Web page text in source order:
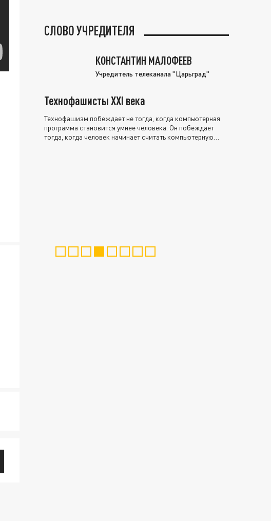
СЛОВО УЧРЕДИТЕЛЯ
КОНСТАНТИН МАЛОФЕЕВ
Учредитель телеканала "Царьград"
Технофашисты XXI века
Технофашизм побеждает не тогда, когда компьютерная
программа становится умнее человека. Он побеждает
тогда, когда человек начинает считать компьютерную